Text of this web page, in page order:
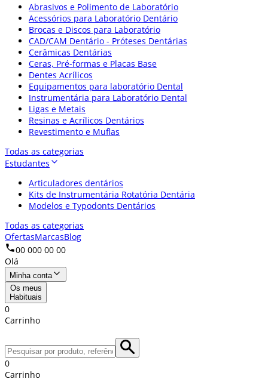
Abrasivos e Polimento de Laboratório
Acessórios para Laboratório Dentário
Brocas e Discos para Laboratório
CAD/CAM Dentário - Próteses Dentárias
Cerâmicas Dentárias
Ceras, Pré-formas e Placas Base
Dentes Acrílicos
Equipamentos para laboratório Dental
Instrumentária para Laboratório Dental
Ligas e Metais
Resinas e Acrílicos Dentários
Revestimento e Muflas
Todas as categorias
Estudantes
Articuladores dentários
Kits de Instrumentária Rotatória Dentária
Modelos e Typodonts Dentários
Todas as categorias
OfertasMarcasBlog
00 000 00 00
Olá
Minha conta
Os meus
Habituais
0
Carrinho
0
Carrinho